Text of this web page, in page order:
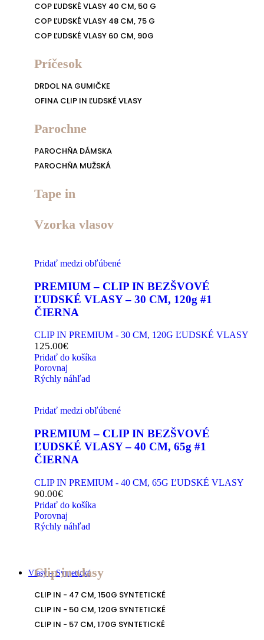
COP ĽUDSKÉ VLASY 40 CM, 50 G
COP ĽUDSKÉ VLASY 48 CM, 75 G
COP ĽUDSKÉ VLASY 60 CM, 90G
Príčesok
DRDOL NA GUMIČKE
OFINA CLIP IN ĽUDSKÉ VLASY
Parochne
PAROCHŇA DÁMSKA
PAROCHŇA MUŽSKÁ
Tape in
Vzorka vlasov
Pridať medzi obľúbené
PREMIUM – CLIP IN BEZŠVOVÉ
ĽUDSKÉ VLASY – 30 CM, 120g #1
ČIERNA
CLIP IN PREMIUM - 30 CM, 120G ĽUDSKÉ VLASY
125.00€
Pridať do košíka
Porovnaj
Rýchly náhľad
Pridať medzi obľúbené
PREMIUM – CLIP IN BEZŠVOVÉ
ĽUDSKÉ VLASY – 40 CM, 65g #1
ČIERNA
CLIP IN PREMIUM - 40 CM, 65G ĽUDSKÉ VLASY
90.00€
Pridať do košíka
Porovnaj
Rýchly náhľad
Vlasy – Syntetické
Clip in vlasy
CLIP IN - 47 CM, 150G SYNTETICKÉ
CLIP IN - 50 CM, 120G SYNTETICKÉ
CLIP IN - 57 CM, 170G SYNTETICKÉ